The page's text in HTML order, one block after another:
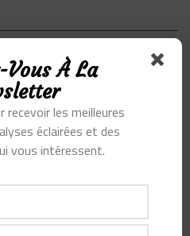
la vente
“vieux” ?
PANCHAUD
Vous À La
recevoir les meilleures
éclairées et des
vous intéressent.